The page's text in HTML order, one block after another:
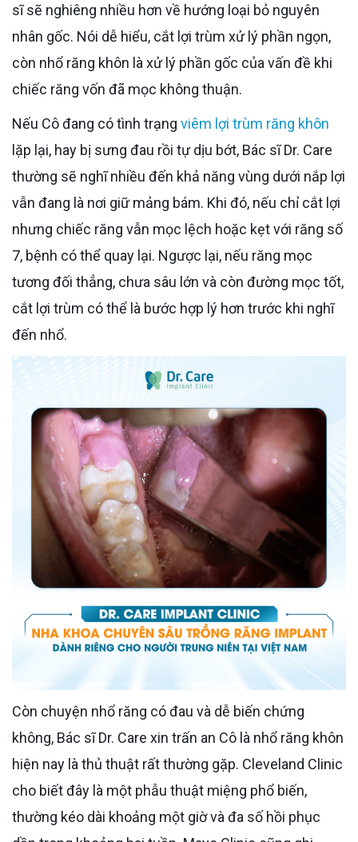
sĩ sẽ nghiêng nhiều hơn về hướng loại bỏ nguyên
nhân gốc. Nói dễ hiểu, cắt lợi trùm xử lý phần ngọn,
còn nhổ răng khôn là xử lý phần gốc của vấn đề khi
chiếc răng vốn đã mọc không thuận.
Nếu Cô đang có tình trạng viêm lợi trùm răng khôn
lặp lại, hay bị sưng đau rồi tự dịu bớt, Bác sĩ Dr. Care
thường sẽ nghĩ nhiều đến khả năng vùng dưới nắp lợi
vẫn đang là nơi giữ mảng bám. Khi đó, nếu chỉ cắt lợi
nhưng chiếc răng vẫn mọc lệch hoặc kẹt với răng số
7, bệnh có thể quay lại. Ngược lại, nếu răng mọc
tương đối thẳng, chưa sâu lớn và còn đường mọc tốt,
cắt lợi trùm có thể là bước hợp lý hơn trước khi nghĩ
đến nhổ.
Còn chuyện nhổ răng có đau và dễ biến chứng
không, Bác sĩ Dr. Care xin trấn an Cô là nhổ răng khôn
hiện nay là thủ thuật rất thường gặp. Cleveland Clinic
cho biết đây là một phẫu thuật miệng phổ biến,
thường kéo dài khoảng một giờ và đa số hồi phục